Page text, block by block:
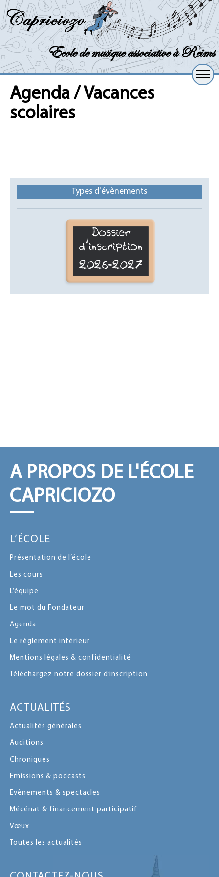
Ecole de musique associative à Reims
Agenda / Vacances
scolaires
Types d'évènements
Dossier
d'inscription
2026-2027
A PROPOS DE L'ÉCOLE
CAPRICIOZO
L’ÉCOLE
Présentation de l’école
Les cours
L’équipe
Le mot du Fondateur
Agenda
Le règlement intérieur
Mentions légales & confidentialité
Téléchargez notre dossier d’inscription
ACTUALITÉS
Actualités générales
Auditions
Chroniques
Emissions & podcasts
Evènements & spectacles
Mécénat & financement participatif
Vœux
Toutes les actualités